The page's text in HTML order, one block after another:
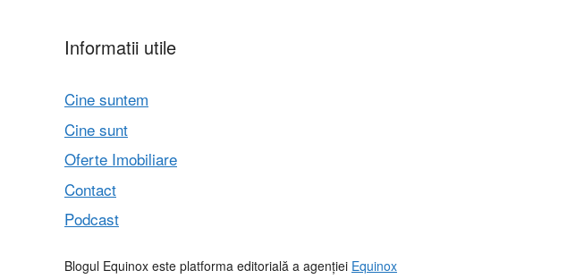
Informatii utile
Cine suntem
Cine sunt
Oferte Imobiliare
Contact
Podcast
Blogul Equinox este platforma editorială a agenției Equinox